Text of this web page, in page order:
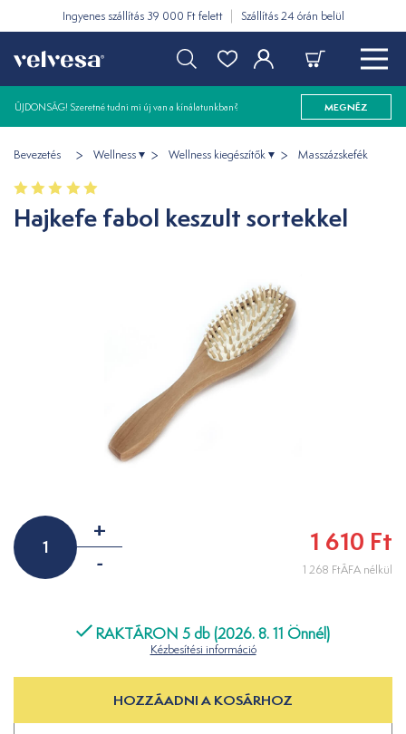
Ingyenes szállítás 39 000 Ft felett Szállítás 24 órán belül
ÚJDONSÁG! Szeretné tudni mi új van a kínálatunkban? MEGNÉZ
Bevezetés Wellness Wellness kiegészítők Masszázskefék
Hajkefe fabol keszult sortekkel
+
-
1 610 Ft
1 268 FtÁFA nélkül
RAKTÁRON 5 db (2026. 8. 11 Önnél)
Kézbesítési információ
HOZZÁADNI A KOSÁRHOZ